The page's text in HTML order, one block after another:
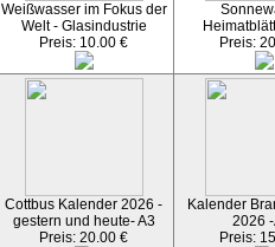
Weißwasser im Fokus der
Welt - Glasindustrie
Preis: 10.00 €
Preis:
Cottbus Kalender 2026 -
gestern und heute- A3
Preis: 20.00 €
Kalender
2026
Preis: